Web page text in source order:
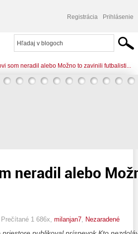
Registrácia Prihlásenie
som neradil alebo Možno to zavinili futbalisti...
neradil alebo
, Prečítané 1 686x, milanjan7 Nezaradené